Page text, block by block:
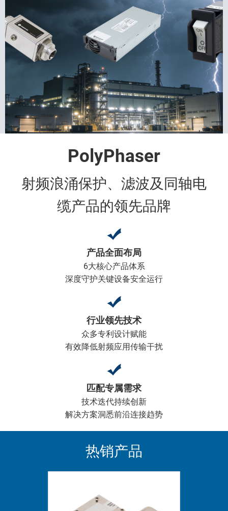
PolyPhaser
射频浪涌保护、滤波及同轴电
缆产品的领先品牌
产品全面布局
6大核心产品体系
深度守护关键设备安全运行
行业领先技术
众多专利设计赋能
有效降低射频应用传输干扰
匹配专属需求
技术迭代持续创新
解决方案洞悉前沿连接趋势
热销产品